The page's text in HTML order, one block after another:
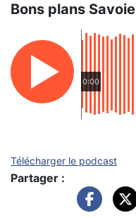
Bons plans Savoie
0:00
Télécharger le podcast
Partager :